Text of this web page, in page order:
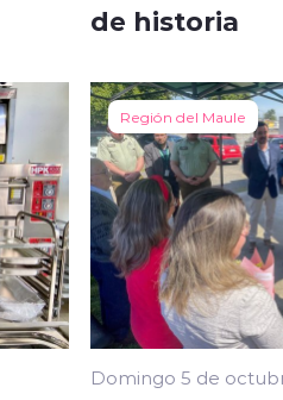
de historia
Región del Maule
Domingo 5 de